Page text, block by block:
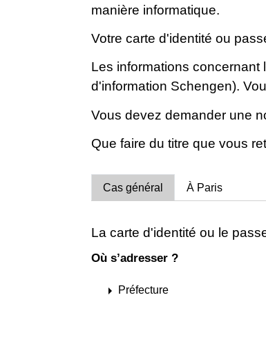
manière informatique.
Votre carte d'identité ou
Les informations concernant
d'information Schengen).
Vous devez demander une
Que faire du titre que vous
Cas général À Paris
La carte d'identité ou le
Où s’adresser ?
arrow_right Préfecture